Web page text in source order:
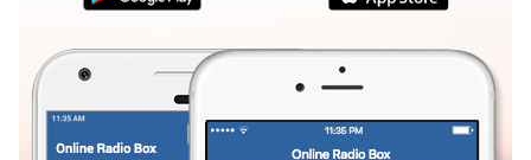
Seek to
live,
behind
LIVE